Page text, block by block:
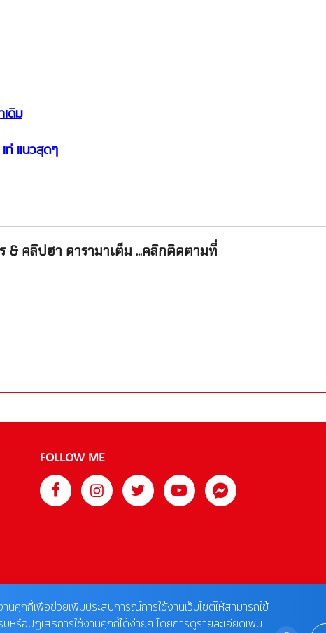
ดิม
ท่ แนวสุดๆ
& คลิปฮา ดารามาเต็ม ...คลิกติดตามที่
FOLLOW ME
านคุกกี้เพื่อช่วยเพิ่มประสบการณ์การใช้งานเว็บไซต์ให้สามารถใช้
รือปฏิเสธการใช้งานคุกกี้ได้ง่ายๆ โดยการดูรายละเอียดเพิ่ม